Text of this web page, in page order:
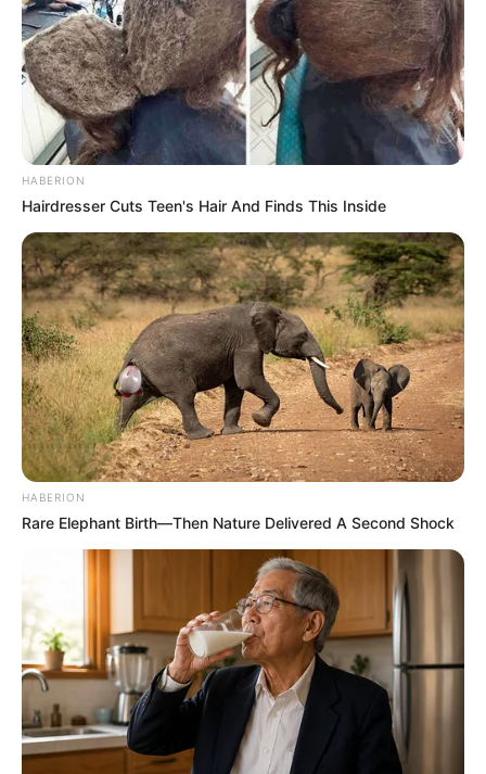
HABERION
Hairdresser Cuts Teen's Hair And Finds This Inside
HABERION
Rare Elephant Birth—Then Nature Delivered A Second Shock